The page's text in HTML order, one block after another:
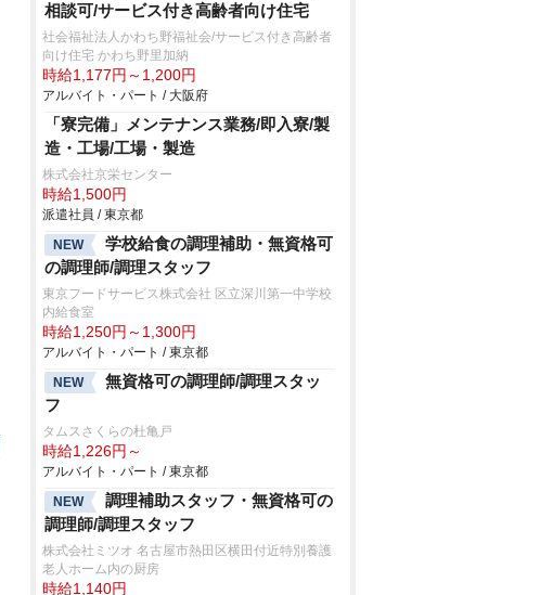
相談可/サービス付き高齢者向け住宅
社会福祉法人かわち野福祉会/サービス付き高齢者
向け住宅 かわち野里加納
時給1,177円～1,200円
アルバイト・パート / 大阪府
「寮完備」メンテナンス業務/即入寮/製
造・工場/工場・製造
株式会社京栄センター
時給1,500円
派遣社員 / 東京都
NEW
学校給食の調理補助・無資格可
の調理師/調理スタッフ
東京フードサービス株式会社 区立深川第一中学校
内給食室
時給1,250円～1,300円
アルバイト・パート / 東京都
NEW
無資格可の調理師/調理スタッ
フ
タムスさくらの杜亀戸
時給1,226円～
アルバイト・パート / 東京都
NEW
調理補助スタッフ・無資格可の
調理師/調理スタッフ
株式会社ミツオ 名古屋市熱田区横田付近特別養護
老人ホーム内の厨房
時給1,140円